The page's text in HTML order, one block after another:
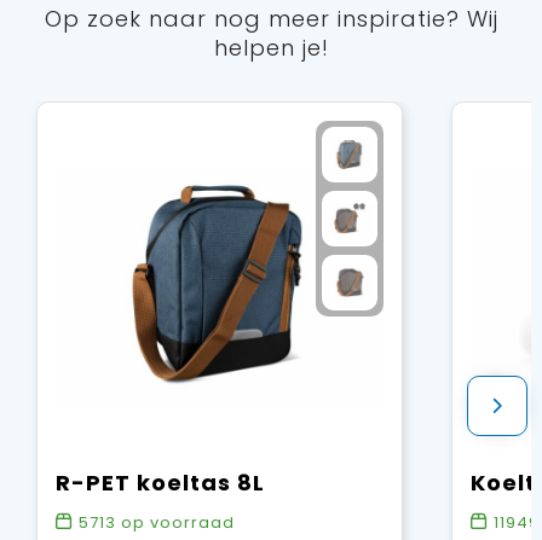
Op zoek naar nog meer inspiratie? Wij
helpen je!
R-PET koeltas 8L
5713 op voorraad
11949